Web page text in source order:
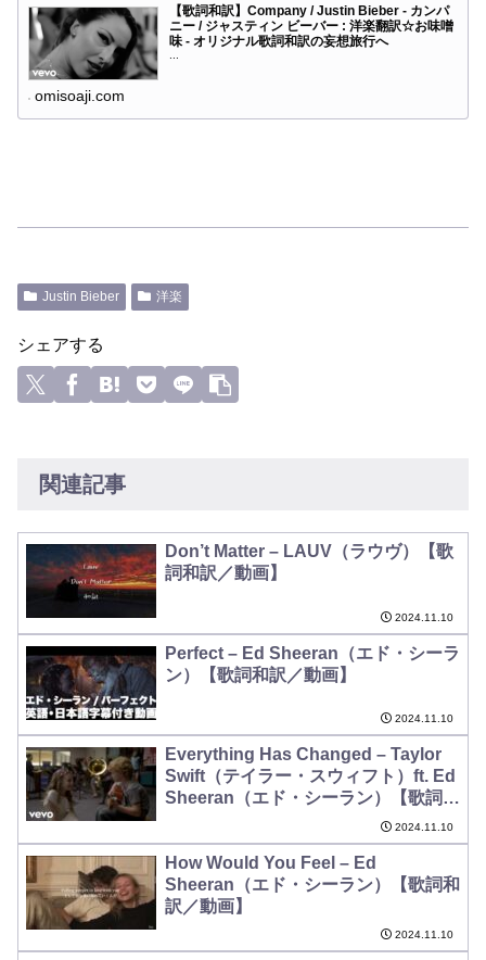
【歌詞和訳】Company / Justin Bieber - カンパ
ニー / ジャスティン ビーバー : 洋楽翻訳☆お味噌
味 - オリジナル歌詞和訳の妄想旅行へ
omisoaji.com
Justin Bieber 洋楽
シェアする
関連記事
Don’t Matter – LAUV（ラウヴ）【歌
詞和訳／動画】
2024.11.10
Perfect – Ed Sheeran（エド・シーラ
ン）【歌詞和訳／動画】
2024.11.10
Everything Has Changed – Taylor
Swift（テイラー・スウィフト）ft. Ed
Sheeran（エド・シーラン）【歌詞和
2024.11.10
How Would You Feel – Ed
Sheeran（エド・シーラン）【歌詞和
訳／動画】
2024.11.10